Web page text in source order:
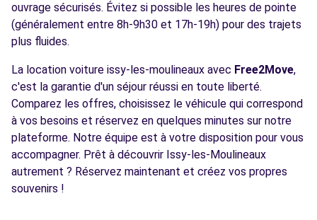
ouvrage sécurisés. Évitez si possible les heures de pointe
(généralement entre 8h-9h30 et 17h-19h) pour des trajets
plus fluides.
La location voiture issy-les-moulineaux avec Free2Move,
c'est la garantie d'un séjour réussi en toute liberté.
Comparez les offres, choisissez le véhicule qui correspond
à vos besoins et réservez en quelques minutes sur notre
plateforme. Notre équipe est à votre disposition pour vous
accompagner. Prêt à découvrir Issy-les-Moulineaux
autrement ? Réservez maintenant et créez vos propres
souvenirs !